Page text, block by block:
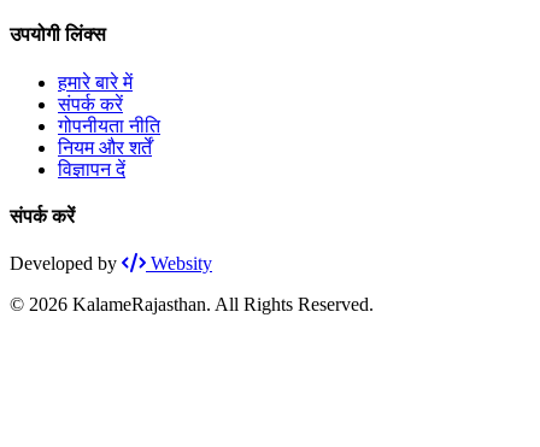
उपयोगी लिंक्स
हमारे बारे में
संपर्क करें
गोपनीयता नीति
नियम और शर्तें
विज्ञापन दें
संपर्क करें
Developed by
Websity
© 2026 KalameRajasthan. All Rights Reserved.